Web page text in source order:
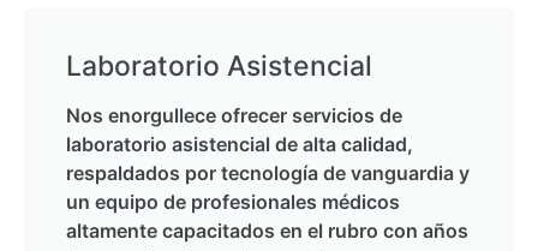
Laboratorio Asistencial
Nos enorgullece ofrecer servicios de
laboratorio asistencial de alta calidad,
respaldados por tecnología de vanguardia y
un equipo de profesionales médicos
altamente capacitados en el rubro con años